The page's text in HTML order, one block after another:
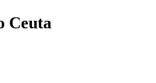
Ceuta